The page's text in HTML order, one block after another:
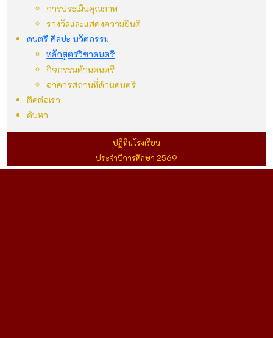
การประเมินคุณภาพ
รางวัลและแสดงความยินดี
ดนตรี ศิลปะ นวัตกรรม
หลักสูตรวิชาดนตรี
กิจกรรมด้านดนตรี
อาคารสถานที่ด้านดนตรี
ติดต่อเรา
ค้นหา
ปฏิทินโรงเรียน
ประจำปีการศึกษา 2569